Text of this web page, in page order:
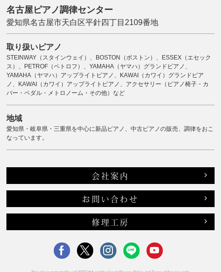
名古屋ピアノ調律センター
愛知県名古屋市天白区平針四丁目2109番地
取り扱いピアノ
STEINWAY（スタインウェイ）、BOSTON（ボストン）、ESSEX（エセック
ス）、PETROF（ペトロフ）、YAMAHA（ヤマハ）グランドピアノ、
YAMAHA（ヤマハ）アップライトピアノ、KAWAI（カワイ）グランドピア
ノ、KAWAI（カワイ）アップライトピアノ、アクセサリー（ピアノ椅子・カ
バー・ペダル・メトロノーム・その他）など
地域
愛知県・岐阜県・三重県を中心に新品ピアノ、中古ピアノの販売、調律をおこ
なっています。
会社案内
お問い合わせ
修理工房